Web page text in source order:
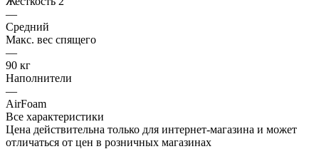
—
Средний
Макс. вес спящего
—
90 кг
Наполнители
—
AirFoam
Все характеристики
Цена действительна только для интернет-магазина и может
отличаться от цен в розничных магазинах